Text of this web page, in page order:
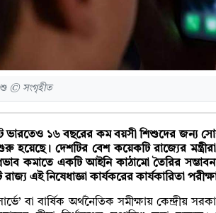
© সংগৃহীত
ভারতেও ১৬ বছরের কম বয়সী শিশুদের জন্য
দেশটির বেশ কয়েকটি রাজ্যের
কমাতে একটি আইনি কাঠামো তৈরির
এই নিষেধাজ্ঞা কার্যকরের কার্যকারিতা
বা বার্ষিক অর্থনৈতিক সমীক্ষায় কেন্দ্রীয়